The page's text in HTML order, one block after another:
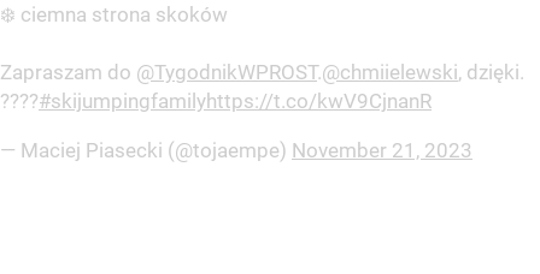
❄️ ciemna strona skoków
Zapraszam do @TygodnikWPROST.@chmiielewski, dzięki.
????#skijumpingfamilyhttps://t.co/kwV9CjnanR
— Maciej Piasecki (@tojaempe) November 21, 2023